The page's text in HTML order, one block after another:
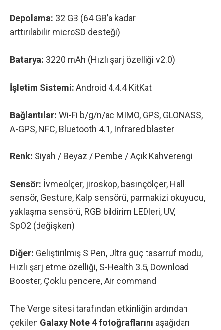
Depolama: 32 GB (64 GB’a kadar
arttırılabilir microSD desteği)
Batarya: 3220 mAh (Hızlı şarj özelliği v2.0)
İşletim Sistemi: Android 4.4.4 KitKat
Bağlantılar: Wi-Fi b/g/n/ac MIMO, GPS, GLONASS,
A-GPS, NFC, Bluetooth 4.1, Infrared blaster
Renk: Siyah / Beyaz / Pembe / Açık Kahverengi
Sensör: İvmeölçer, jiroskop, basınçölçer, Hall
sensör, Gesture, Kalp sensörü, parmakizi okuyucu,
yaklaşma sensörü, RGB bildirim LEDleri, UV,
SpO2 (değişken)
Diğer: Geliştirilmiş S Pen, Ultra güç tasarruf modu,
Hızlı şarj etme özelliği, S-Health 3.5, Download
Booster, Çoklu pencere, Air command
The Verge sitesi tarafından etkinliğin ardından
çekilen Galaxy Note 4 fotoğraflarını aşağıdan